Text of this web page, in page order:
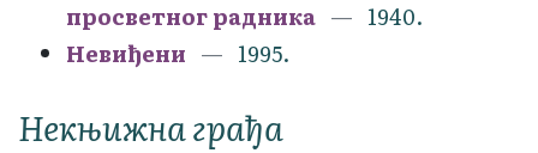
просветног радника
1940.
Невиђени
1995.
Некњижна грађа